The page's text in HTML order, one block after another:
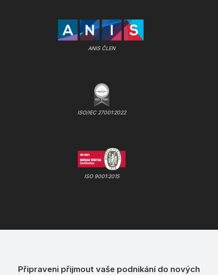
ANIS ČLEN
ISO/IEC 27001:2022
ISO 9001:2015
Připraveni přijmout vaše podnikání do nových